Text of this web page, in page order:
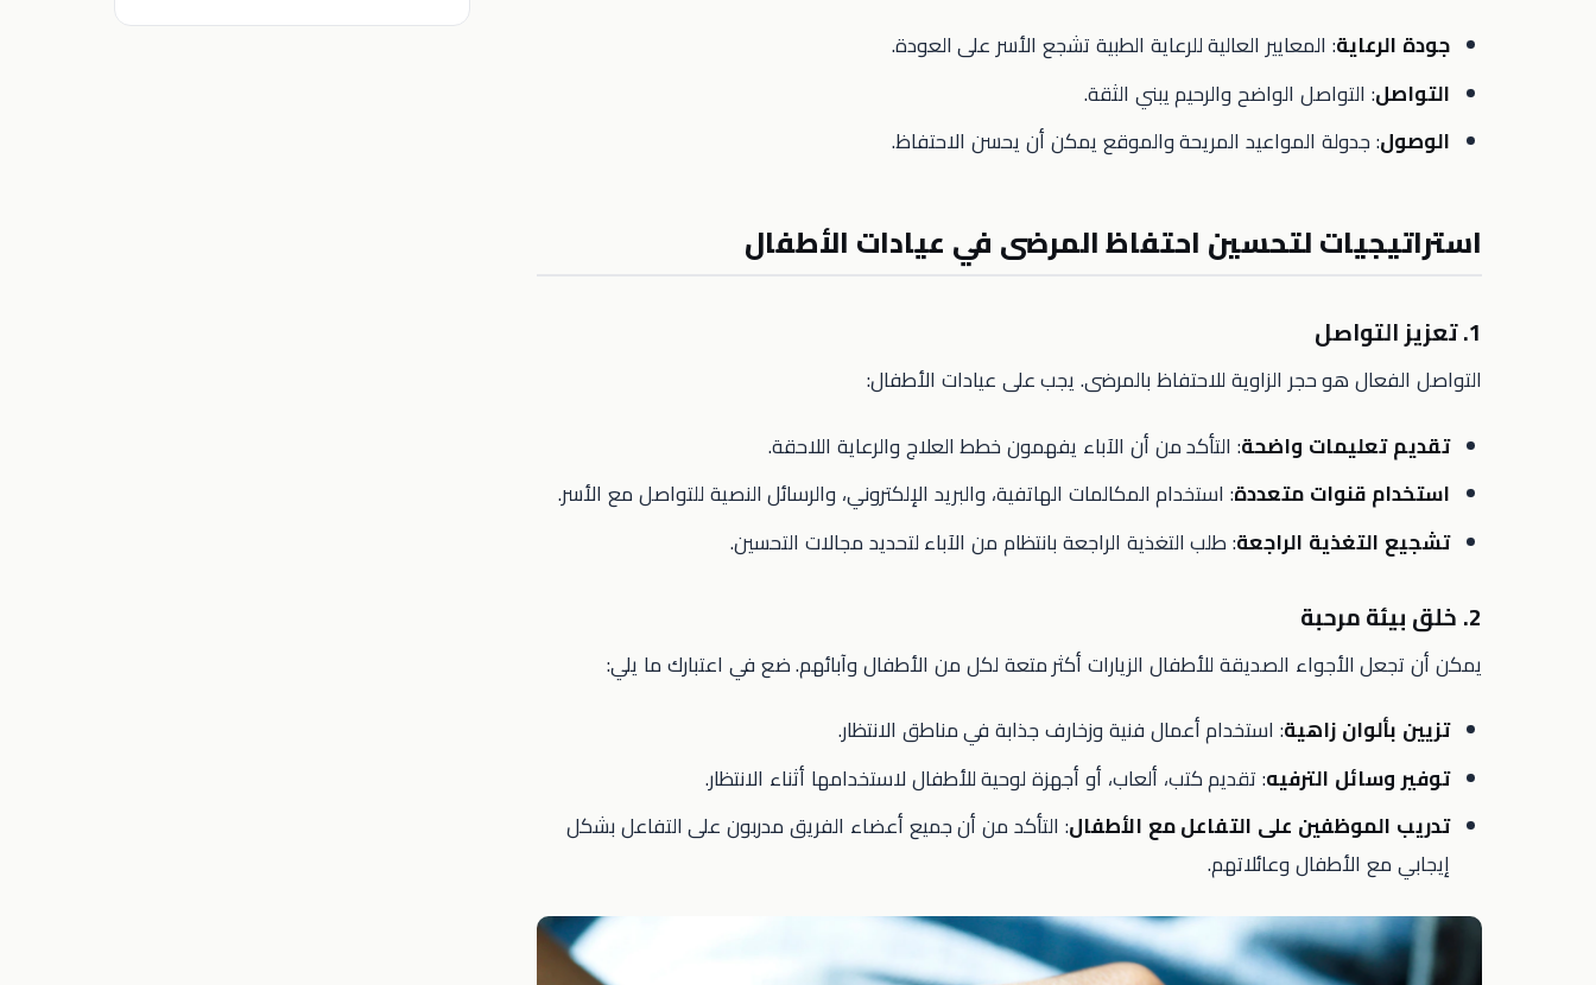
جودة الرعاية: المعايير العالية للرعاية الطبية تشجع الأسر على العودة.
التواصل: التواصل الواضح والرحيم يبني الثقة.
الوصول: جدولة المواعيد المريحة والموقع يمكن أن يحسن الاحتفاظ.
استراتيجيات لتحسين احتفاظ المرضى في عيادات الأطفال
1. تعزيز التواصل
التواصل الفعال هو حجر الزاوية للاحتفاظ بالمرضى. يجب على عيادات الأطفال:
تقديم تعليمات واضحة: التأكد من أن الآباء يفهمون خطط العلاج والرعاية اللاحقة.
استخدام قنوات متعددة: استخدام المكالمات الهاتفية، والبريد الإلكتروني، والرسائل النصية للتواصل مع الأسر.
تشجيع التغذية الراجعة: طلب التغذية الراجعة بانتظام من الآباء لتحديد مجالات التحسين.
2. خلق بيئة مرحبة
يمكن أن تجعل الأجواء الصديقة للأطفال الزيارات أكثر متعة لكل من الأطفال وآبائهم. ضع في اعتبارك ما يلي:
تزيين بألوان زاهية: استخدام أعمال فنية وزخارف جذابة في مناطق الانتظار.
توفير وسائل الترفيه: تقديم كتب، ألعاب، أو أجهزة لوحية للأطفال لاستخدامها أثناء الانتظار.
تدريب الموظفين على التفاعل مع الأطفال: التأكد من أن جميع أعضاء الفريق مدربون على التفاعل بشكل
إيجابي مع الأطفال وعائلاتهم.